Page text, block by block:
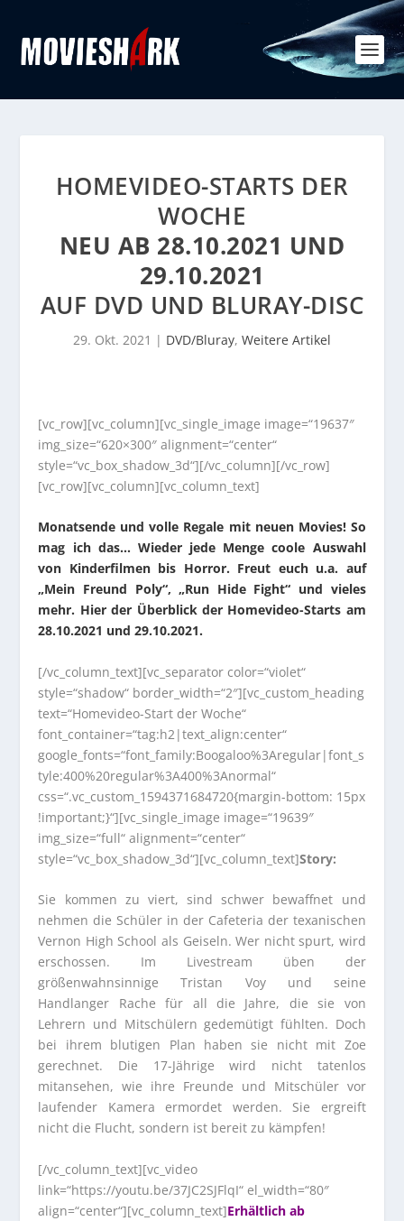
HOMEVIDEO-STARTS DER
WOCHE
NEU AB 28.10.2021 UND
29.10.2021
AUF DVD UND BLURAY-DISC
29. Okt. 2021 | DVD/Bluray, Weitere Artikel
[vc_row][vc_column][vc_single_image image=“19637″
img_size=“620×300″ alignment=“center“
style=“vc_box_shadow_3d“][/vc_column][/vc_row]
[vc_row][vc_column][vc_column_text]
Monatsende und volle Regale mit neuen Movies! So
mag ich das… Wieder jede Menge coole Auswahl
von Kinderfilmen bis Horror. Freut euch u.a. auf
„Mein Freund Poly“, „Run Hide Fight“ und vieles
mehr. Hier der Überblick der Homevideo-Starts am
28.10.2021 und 29.10.2021.
[/vc_column_text][vc_separator color=“violet“
style=“shadow“ border_width=“2″][vc_custom_heading
text=“Homevideo-Start der Woche“
font_container=“tag:h2|text_align:center“
google_fonts=“font_family:Boogaloo%3Aregular|font_s
tyle:400%20regular%3A400%3Anormal“
css=“.vc_custom_1594371684720{margin-bottom: 15px
!important;}“][vc_single_image image=“19639″
img_size=“full“ alignment=“center“
style=“vc_box_shadow_3d“][vc_column_text]Story:
Sie kommen zu viert, sind schwer bewaffnet und
nehmen die Schüler in der Cafeteria der texanischen
Vernon High School als Geiseln. Wer nicht spurt, wird
erschossen. Im Livestream üben der
größenwahnsinnige Tristan Voy und seine
Handlanger Rache für all die Jahre, die sie von
Lehrern und Mitschülern gedemütigt fühlten. Doch
bei ihrem blutigen Plan haben sie nicht mit Zoe
gerechnet. Die 17-Jährige wird nicht tatenlos
mitansehen, wie ihre Freunde und Mitschüler vor
laufender Kamera ermordet werden. Sie ergreift
nicht die Flucht, sondern ist bereit zu kämpfen!
[/vc_column_text][vc_video
link=“https://youtu.be/37JC2SJFlqI“ el_width=“80″
align=“center“][vc_column_text]Erhältlich ab